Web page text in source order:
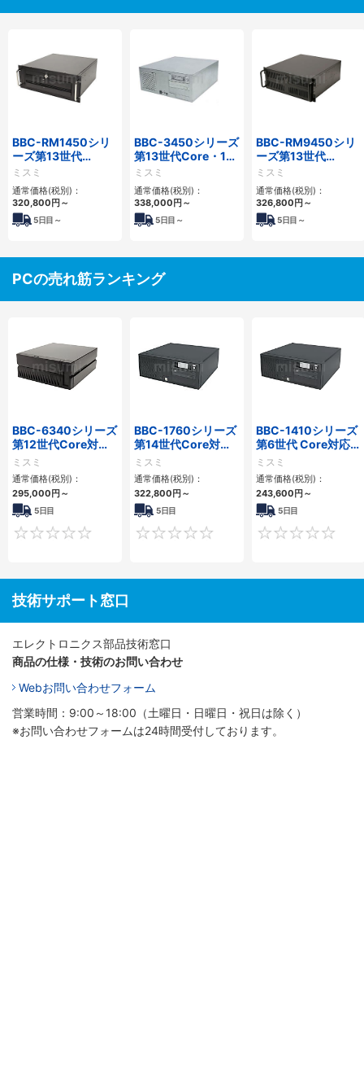
BBC-RM1450シリ
ーズ第13世代
Core・12世代
Celeron対応ラック
マウント4PCIe
ミスミ
通常価格(税別)：
320,800円～
5日目～
BBC-3450シリーズ
第13世代Core・12
世代Celeron対応フ
ロアマウント4PCIe
ミスミ
通常価格(税別)：
338,000円～
5日目～
BBC-RM9450シリ
ーズ第13世代
Core・12世代
Celeron対応ラック
マウント4PCIe
ミスミ
通常価格(税別)：
326,800円～
5日目～
PCの売れ筋ランキング
BBC-6340シリーズ
第12世代Core対応
小型フロアマウント
PC2PCI/2PCIe
ミスミ
通常価格(税別)：
295,000円～
5日目
0
BBC-1760シリーズ
第14世代Core対応
小型フロアマウント
3PCIe
ミスミ
通常価格(税別)：
322,800円～
5日目
0
BBC-1410シリーズ
第6世代 Core対応フ
ロアマウントFAPC
3PCI・3PCIe
ミスミ
通常価格(税別)：
243,600円～
5日目
技術サポート窓口
エレクトロニクス部品技術窓口
商品の仕様・技術のお問い合わせ
Webお問い合わせフォーム
営業時間：9:00～18:00（土曜日・日曜日・祝日は除く）
※お問い合わせフォームは24時間受付しております。